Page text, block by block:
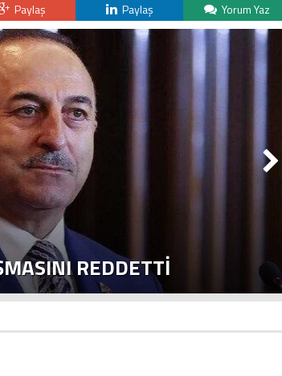
Paylaş Paylaş Yorum Yaz
REDDETTI